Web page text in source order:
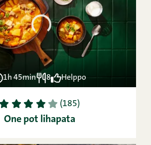
1h 45min 8 Helppo
1 2 3 4 5 (185)
One pot lihapata